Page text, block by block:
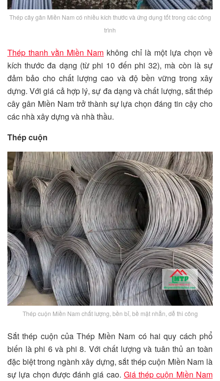
Thép cây gân Miền Nam có nhiều kích thước và ứng dụng tốt trong các công
trình
Thép thanh vằn Miền Nam không chỉ là một lựa chọn về
kích thước đa dạng (từ phi 10 đến phi 32), mà còn là sự
đảm bảo cho chất lượng cao và độ bền vững trong xây
dựng. Với giá cả hợp lý, sự đa dạng và chất lượng, sắt thép
cây gân Miền Nam trở thành sự lựa chọn đáng tin cậy cho
các nhà xây dựng và nhà thầu.
Thép cuộn
Thép cuộn Miền Nam chất lượng, bền bỉ, bề mặt nhẵn, dễ thi công
Sắt thép cuộn của Thép Miền Nam có hai quy cách phổ
biến là phi 6 và phi 8. Với chất lượng và tuân thủ an toàn
đặc biệt trong ngành xây dựng, sắt thép cuộn Miền Nam là
sự lựa chọn được đánh giá cao. Giá thép cuộn Miền Nam